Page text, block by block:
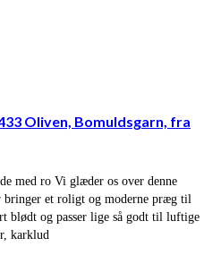
Oliven, Bomuldsgarn, fra
med ro Vi glæder os over denne
bringer et roligt og moderne præg til
blødt og passer lige så godt til luftige
karklud